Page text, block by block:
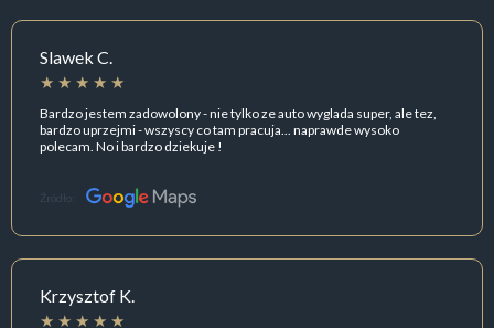
Slawek C.
Bardzo jestem zadowolony - nie tylko ze auto wyglada super, ale tez,
bardzo uprzejmi - wszyscy co tam pracuja... naprawde wysoko
polecam. No i bardzo dziekuje !
Źródło:
Krzysztof K.